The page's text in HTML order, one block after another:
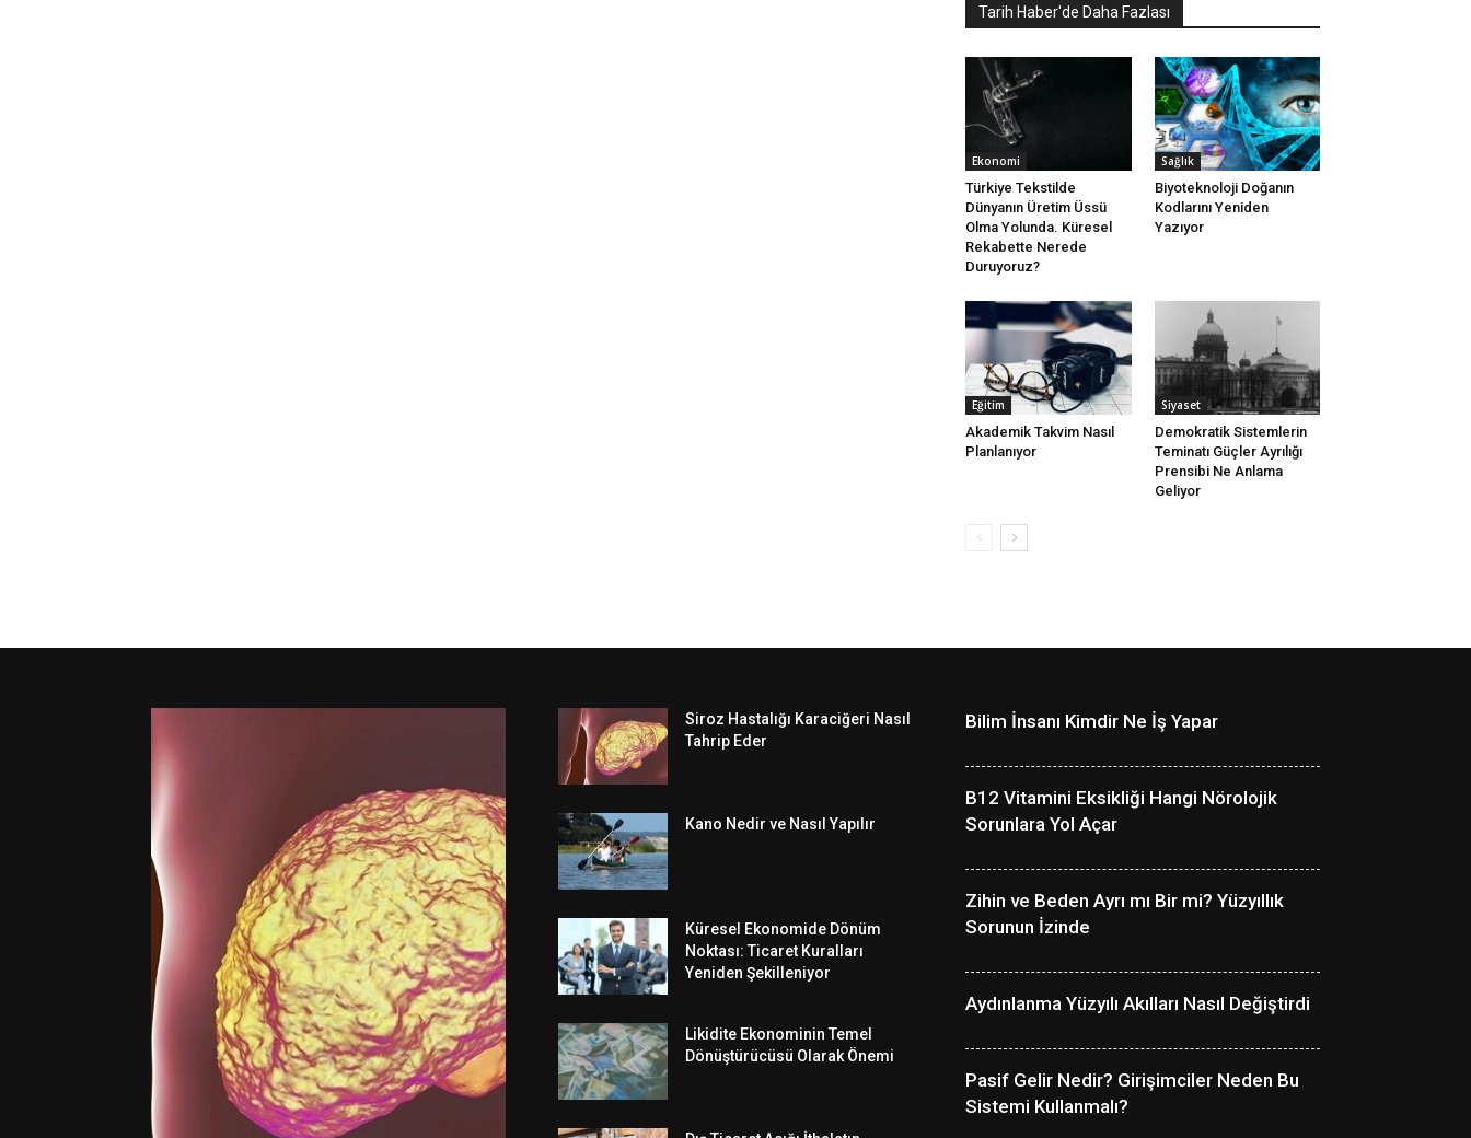
Tarih Haber'de Daha Fazlası
Ekonomi
Türkiye Tekstilde
Dünyanın Üretim Üssü
Olma Yolunda. Küresel
Rekabette Nerede
Duruyoruz?
Sağlık
Biyoteknoloji Doğanın
Kodlarını Yeniden
Yazıyor
Eğitim
Akademik Takvim Nasıl
Planlanıyor
Siyaset
Demokratik Sistemlerin
Teminatı Güçler Ayrılığı
Prensibi Ne Anlama
Geliyor
Siroz Hastalığı Karaciğeri Nasıl
Tahrip Eder
Kano Nedir ve Nasıl Yapılır
Küresel Ekonomide Dönüm
Noktası: Ticaret Kuralları
Yeniden Şekilleniyor
Likidite Ekonominin Temel
Dönüştürücüsü Olarak Önemi
Bilim İnsanı Kimdir Ne İş Yapar
B12 Vitamini Eksikliği Hangi Nörolojik
Sorunlara Yol Açar
Zihin ve Beden Ayrı mı Bir mi? Yüzyıllık
Sorunun İzinde
Aydınlanma Yüzyılı Akılları Nasıl Değiştirdi
Pasif Gelir Nedir? Girişimciler Neden Bu
Sistemi Kullanmalı?